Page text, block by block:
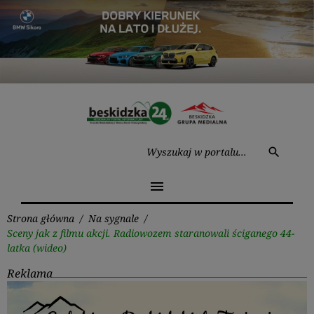
Przejdź
treści
search
menu
Strona główna / Na sygnale /
Sceny jak z filmu akcji. Radiowozem staranowali ściganego 44-
latka (wideo)
Reklama